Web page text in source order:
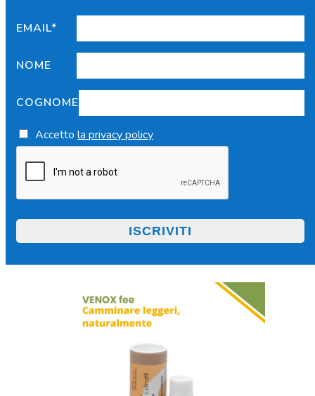
EMAIL*
NOME
COGNOME
Accetto la privacy policy